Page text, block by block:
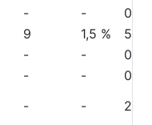
- -
0
9 1,5 %
5
- -
0
- -
0
- -
2